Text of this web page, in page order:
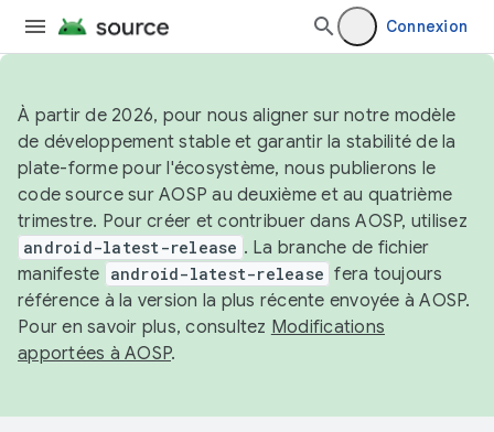
Connexion
À partir de 2026, pour nous aligner sur notre modèle
de développement stable et garantir la stabilité de la
plate-forme pour l'écosystème, nous publierons le
code source sur AOSP au deuxième et au quatrième
trimestre. Pour créer et contribuer dans AOSP, utilisez
android-latest-release . La branche de fichier
manifeste android-latest-release fera toujours
référence à la version la plus récente envoyée à AOSP.
Pour en savoir plus, consultez Modifications
apportées à AOSP.